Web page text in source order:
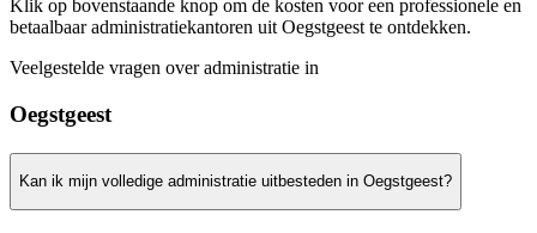
Klik op bovenstaande knop om de kosten voor een professionele en
betaalbaar administratiekantoren uit Oegstgeest te ontdekken.
Veelgestelde vragen over administratie in
Oegstgeest
Kan ik mijn volledige administratie uitbesteden in Oegstgeest?